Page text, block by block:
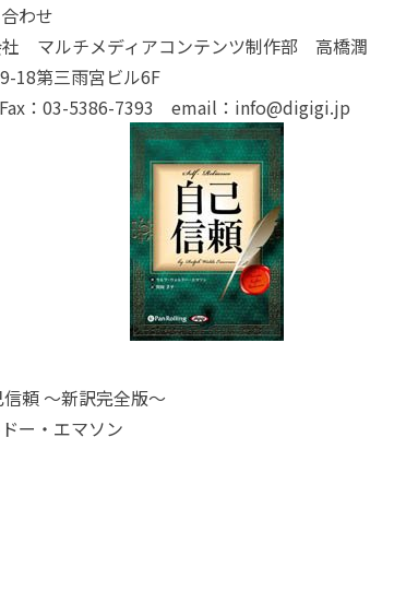
わせ
社 マルチメディアコンテンツ制作部 高橋潤
18第三雨宮ビル6F
：03-5386-7393 email：info@digigi.jp
頼 ～新訳完全版～
ー・エマソン